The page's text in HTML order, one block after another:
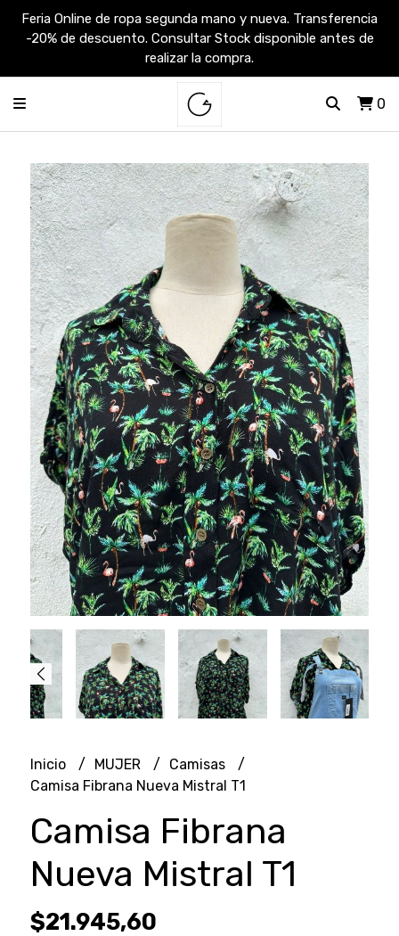
Feria Online de ropa segunda mano y nueva. Transferencia
-20% de descuento. Consultar Stock disponible antes de
realizar la compra.
0
Inicio MUJER
Camisas
Camisa Fibrana Nueva Mistral T1
Camisa Fibrana
Nueva Mistral T1
$21.945,60